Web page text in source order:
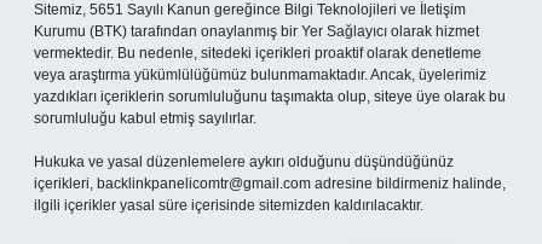
Sitemiz, 5651 Sayılı Kanun gereğince Bilgi Teknolojileri ve İletişim
Kurumu (BTK) tarafından onaylanmış bir Yer Sağlayıcı olarak hizmet
vermektedir. Bu nedenle, sitedeki içerikleri proaktif olarak denetleme
veya araştırma yükümlülüğümüz bulunmamaktadır. Ancak, üyelerimiz
yazdıkları içeriklerin sorumluluğunu taşımakta olup, siteye üye olarak bu
sorumluluğu kabul etmiş sayılırlar.
Hukuka ve yasal düzenlemelere aykırı olduğunu düşündüğünüz
içerikleri, backlinkpanelicomtr@gmail.com adresine bildirmeniz halinde,
ilgili içerikler yasal süre içerisinde sitemizden kaldırılacaktır.